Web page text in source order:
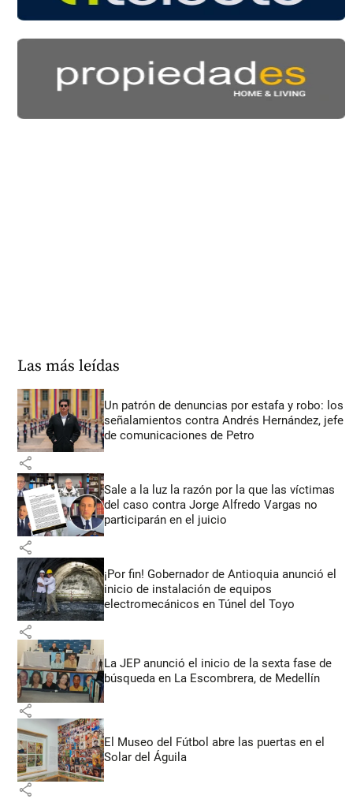
Las más leídas
Un patrón de denuncias por estafa y robo: los
señalamientos contra Andrés Hernández, jefe
de comunicaciones de Petro
share
Sale a la luz la razón por la que las víctimas
del caso contra Jorge Alfredo Vargas no
participarán en el juicio
share
¡Por fin! Gobernador de Antioquia anunció el
inicio de instalación de equipos
electromecánicos en Túnel del Toyo
share
La JEP anunció el inicio de la sexta fase de
búsqueda en La Escombrera, de Medellín
share
El Museo del Fútbol abre las puertas en el
Solar del Águila
share